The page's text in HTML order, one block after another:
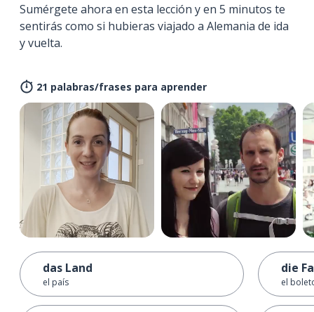
Sumérgete ahora en esta lección y en 5 minutos te
sentirás como si hubieras viajado a Alemania de ida
y vuelta.
21 palabras/frases para aprender
das Land
el país
die
el